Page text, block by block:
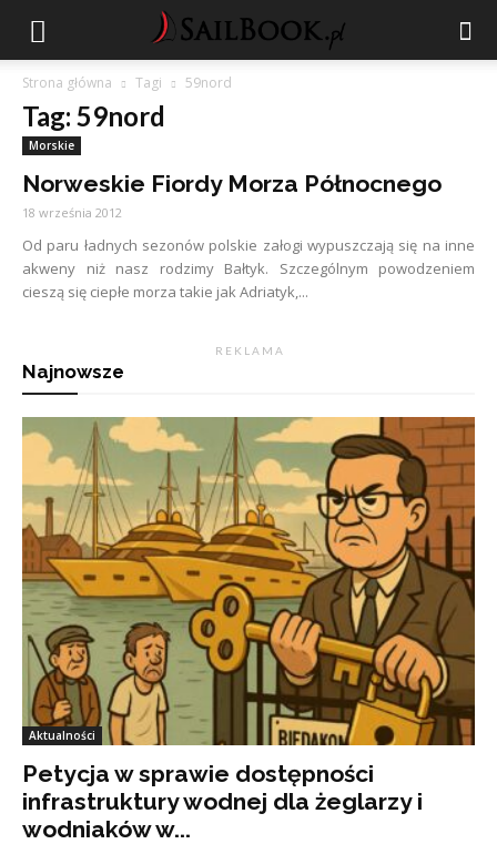
Strona główna Tagi 59nord
Tag: 59nord
Morskie
Norweskie Fiordy Morza Północnego
18 września 2012
Od paru ładnych sezonów polskie załogi wypuszczają się na inne
akweny niż nasz rodzimy Bałtyk. Szczególnym powodzeniem
cieszą się ciepłe morza takie jak Adriatyk,...
R E K L A M A
Najnowsze
Aktualności
Petycja w sprawie dostępności
infrastruktury wodnej dla żeglarzy i
wodniaków w...